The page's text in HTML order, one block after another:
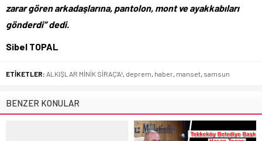
zarar gören arkadaşlarına, pantolon, mont ve ayakkabıları
gönderdi” dedi.
Sibel TOPAL
ETİKETLER: ALKIŞLAR MİNİK SİRAÇ'A!, deprem, haber, manset, samsun
BENZER KONULAR